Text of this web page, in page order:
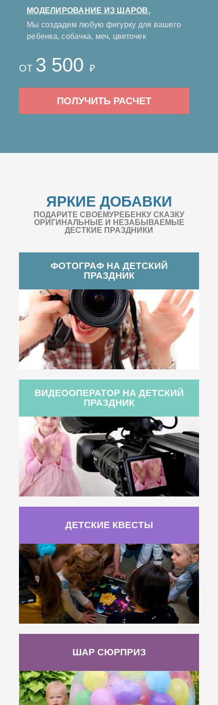
МОДЕЛИРОВАНИЕ ИЗ ШАРОВ.
Мы создадим любую фигурку для вашего
ребенка, собачка, меч, цветочек
ОТ 3 500 ₽
ПОЛУЧИТЬ РАСЧЕТ
ЯРКИЕ ДОБАВКИ
ПОДАРИТЕ СВОЕМУРЕБЕНКУ СКАЗКУ
ОРИГИНАЛЬНЫЕ И НЕЗАБЫВАЕМЫЕ
ДЕСТКИЕ ПРАЗДНИКИ
ФОТОГРАФ НА ДЕТСКИЙ
ПРАЗДНИК
ВИДЕООПЕРАТОР НА ДЕТСКИЙ
ПРАЗДНИК
ДЕТСКИЕ КВЕСТЫ
ШАР СЮРПРИЗ